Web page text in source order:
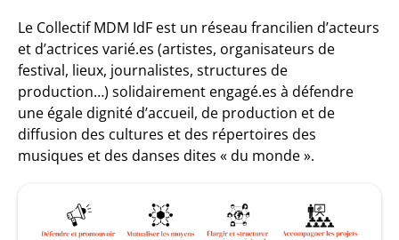
Le Collectif MDM IdF est un réseau francilien d’acteurs
et d’actrices varié.es (artistes, organisateurs de
festival, lieux, journalistes, structures de
production…) solidairement engagé.es à défendre
une égale dignité d’accueil, de production et de
diffusion des cultures et des répertoires des
musiques et des danses dites « du monde ».